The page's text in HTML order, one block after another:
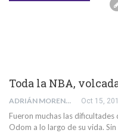
Toda la NBA,
ADRIÁN MORENTE GABALDÓN Oct 15,
Fueron muchas las
Odom a lo largo de su vida.